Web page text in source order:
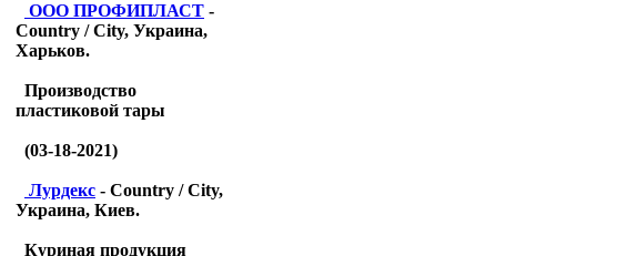
ООО ПРОФИПЛАСТ -
Country / City, Украина,
Харьков.
Производство
пластиковой тары
(03-18-2021)
Лурдекс - Country / City,
Украина, Киев.
Куриная продукция